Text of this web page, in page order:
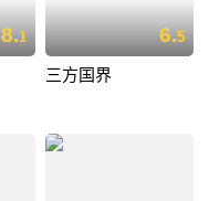
8.1 6.5
三方国界